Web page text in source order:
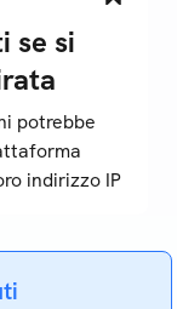
se si
potrebbe
indirizzo IP